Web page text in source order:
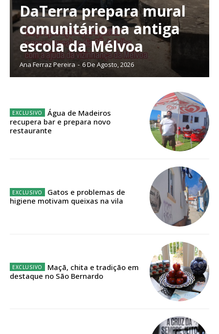
Planos de Assinatura
Faça-se assinante do Região de Cister e ajude-nos a manter este serviço
Escolha o plano de assinatura desejado:
32€
Edição em papel entregue à Quinta-feira em sua
DaTerra prepara mural
comunitário na antiga
escola da Mélvoa
Ana Ferraz Pereira - 6 De Agosto, 2026
Água de Madeiros
recupera bar e prepara novo
restaurante
Gatos e problemas de
higiene motivam queixas na vila
Maçã, chita e tradição em
destaque no São Bernardo